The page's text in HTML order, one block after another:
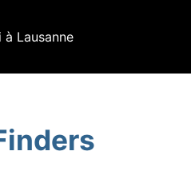
à Lausanne